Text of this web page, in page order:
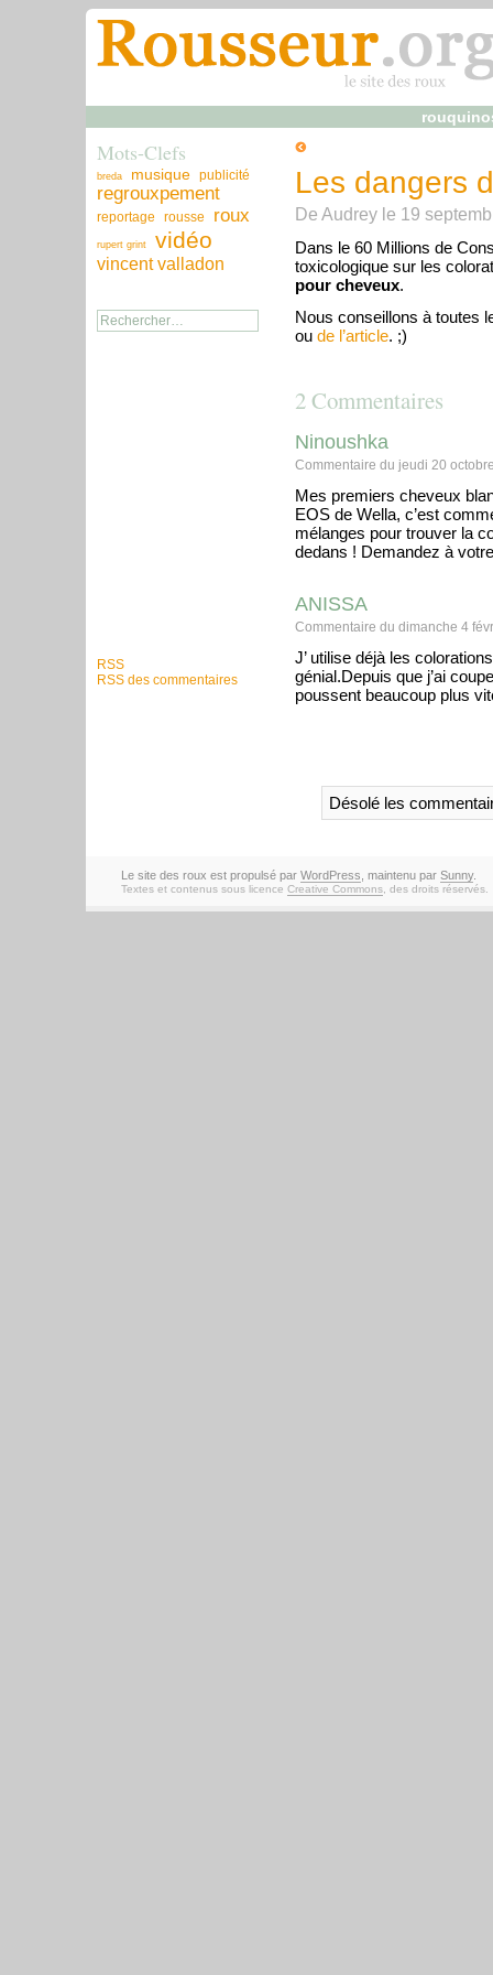
Mots-Clefs
breda musique publicité
regrouxpement
reportage rousse roux
rupert grint vidéo
vincent valladon
RSS
RSS des commentaires
Les dangers
De Audreyle 19
Dans le 60 Millions de
toxicologique sur les
pour cheveux.
Nous conseillons à toutes
ou de l’article. ;)
2 Commentaires
Ninoushka
Commentaire du jeudi 20
Mes premiers cheveux
EOS de Wella, c’est
mélanges pour trouver la
dedans ! Demandez à
ANISSA
Commentaire du dimanche 4
J’ utilise déjà les
génial.Depuis que j’ai
poussent beaucoup plus
Désolé les
Le site des roux est propulsé par WordPress , maintenu par Sunny.
Textes et contenus sous licence Creative Commons, des droits réservés.